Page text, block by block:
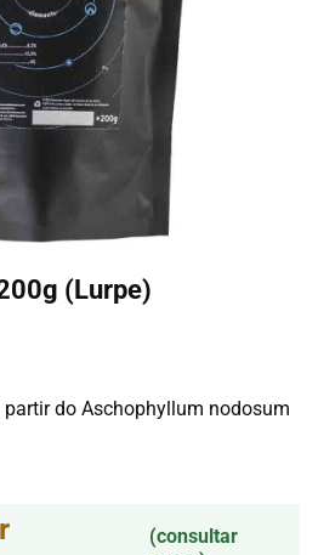
(Lurpe)
do Aschophyllum nodosum
(consultar